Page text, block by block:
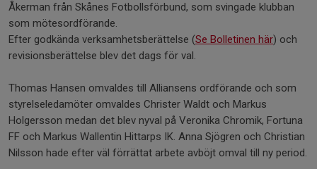
Åkerman från Skånes Fotbollsförbund, som svingade klubban
som mötesordförande.
Efter godkända verksamhetsberättelse (Se Bolletinen här) och
revisionsberättelse blev det dags för val.
Thomas Hansen omvaldes till Alliansens ordförande och som
styrelseledamöter omvaldes Christer Waldt och Markus
Holgersson medan det blev nyval på Veronika Chromik, Fortuna
FF och Markus Wallentin Hittarps IK. Anna Sjögren och Christian
Nilsson hade efter väl förrättat arbete avböjt omval till ny period.